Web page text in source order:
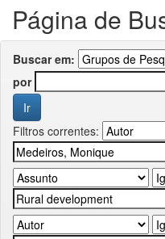
Página de
Buscar em:
por
Filtros correntes: